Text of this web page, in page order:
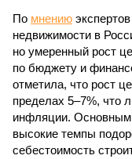
По мнению
недвижимости в
но умеренный рост
по бюджету и
отметила, что рост
пределах 5–7%, что
инфляции.
высокие темпы
себестоимость